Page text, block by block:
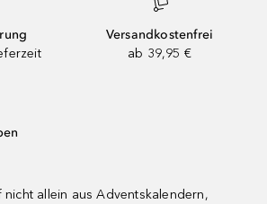
Versandkostenfrei
ab 39,95 €
allein aus Adventskalendern,